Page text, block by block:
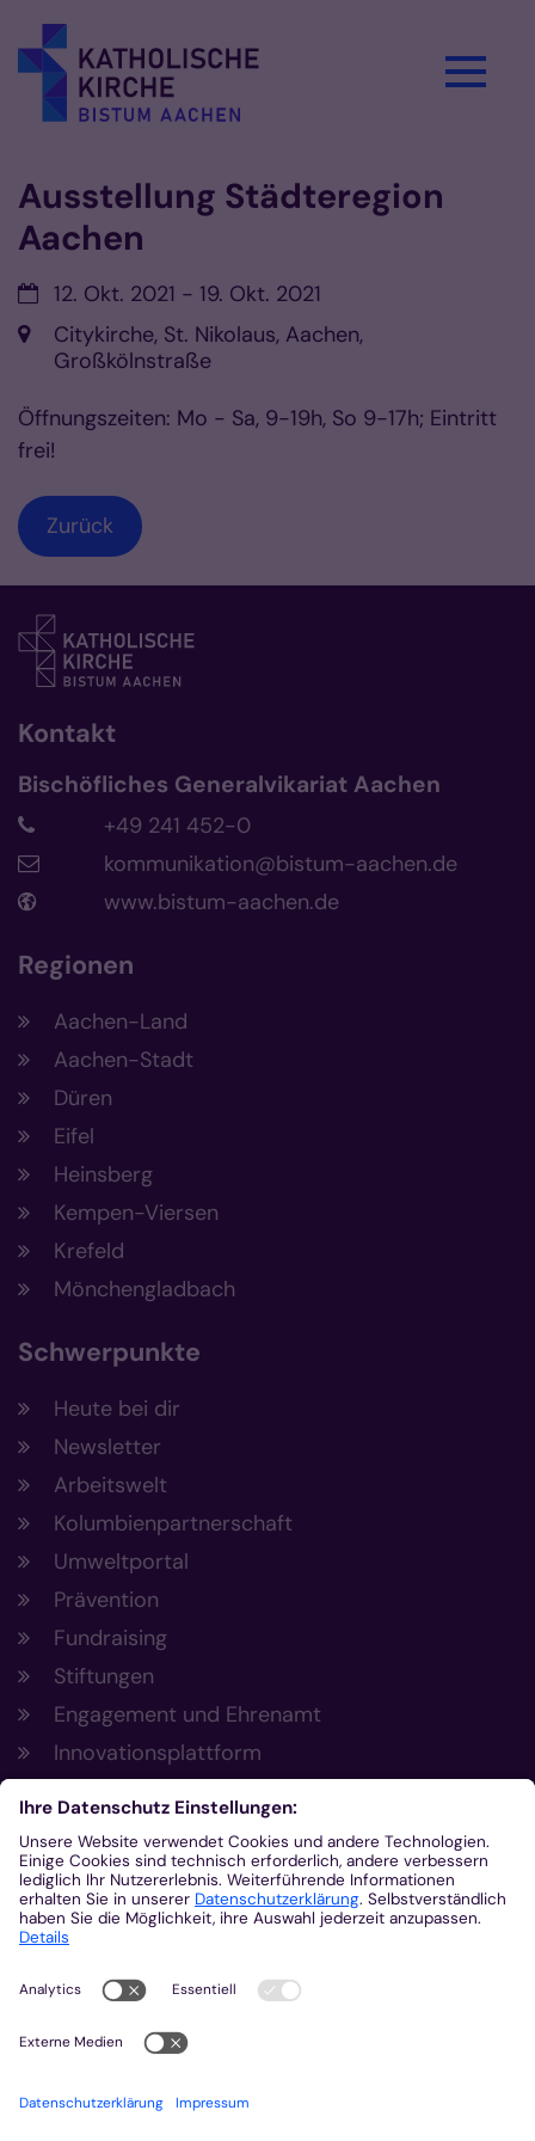
Ausstellung Städteregion
Aachen
Datum:12. Okt. 2021 - 19. Okt. 2021
Ort: Citykirche, St. Nikolaus, Aachen,
Großkölnstraße
Öffnungszeiten: Mo - Sa, 9-19h, So 9-17h; Eintritt
frei!
Zurück
Kontakt
Bischöfliches Generalvikariat Aachen
+49 241 452-0
kommunikation@bistum-aachen.de
www.bistum-aachen.de
Regionen
Aachen-Land
Aachen-Stadt
Düren
Eifel
Heinsberg
Kempen-Viersen
Krefeld
Mönchengladbach
Schwerpunkte
Heute bei dir
Newsletter
Arbeitswelt
Kolumbienpartnerschaft
Umweltportal
Prävention
Fundraising
Stiftungen
Engagement und Ehrenamt
Innovationsplattform
Aus der Plattform
Nachrichten
Veranstaltungen
Gottesdienste
Stellenangebote
Kirchenzeitung
Amtsblatt (Kirchlicher Anzeiger)
Rechtsdatenbank